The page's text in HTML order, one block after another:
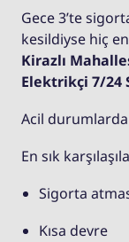
Gece 3’te
kesildiyse hiç
Kirazlı
Elektrikçi 7/24
Acil durumlarda
En sık
Sigorta
Kısa devre